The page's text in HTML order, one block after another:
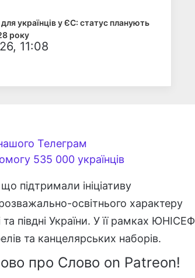
українців у ЄС: статус планують
року
11:08
Телеграм
535 000 українців
підтримали ініціативу
освітнього характеру
півдні України. У її рамках ЮНІСЕФ
та канцелярських наборів.
про Слово on Patreon!